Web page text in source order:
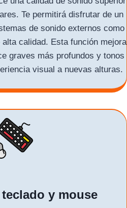
Te permitirá disfrutar de un
de sonido externos como
calidad. Esta función mejora
graves más profundos y tonos
visual a nuevas alturas.
y mouse